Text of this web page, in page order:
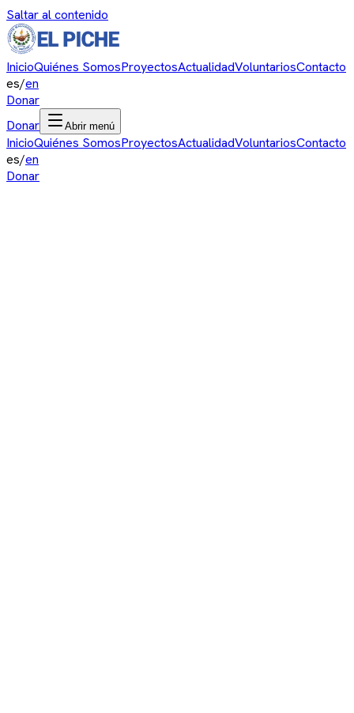
Saltar al contenido
InicioQuiénes SomosProyectosActualidadVoluntariosContacto
es/en
Donar
Donar
Abrir menú
InicioQuiénes SomosProyectosActualidadVoluntariosContacto
es/en
Donar